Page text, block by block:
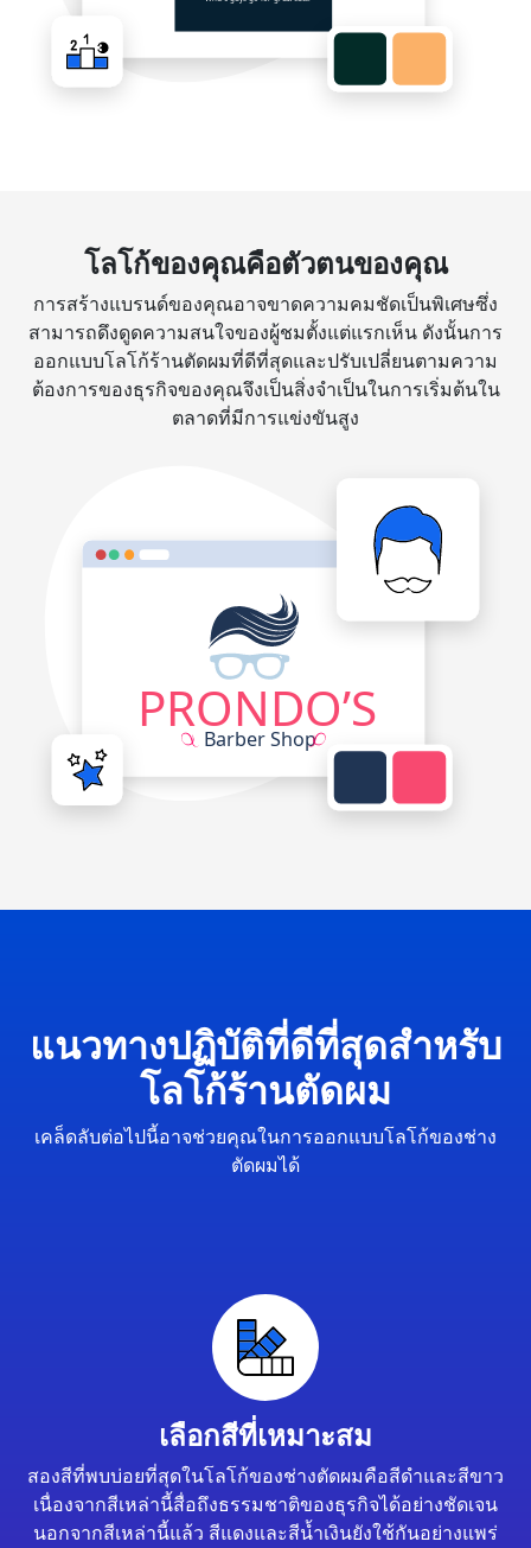
โลโก้ของคุณคือตัวตนของคุณ
การสร้างแบรนด์ของคุณอาจขาดความคมชัดเป็นพิเศษซึ่ง
สามารถดึงดูดความสนใจของผู้ชมตั้งแต่แรกเห็น ดังนั้นการ
ออกแบบโลโก้ร้านตัดผมที่ดีที่สุดและปรับเปลี่ยนตามความ
ต้องการของธุรกิจของคุณจึงเป็นสิ่งจำเป็นในการเริ่มต้นใน
ตลาดที่มีการแข่งขันสูง
แนวทางปฏิบัติที่ดีที่สุดสำหรับ
โลโก้ร้านตัดผม
เคล็ดลับต่อไปนี้อาจช่วยคุณในการออกแบบโลโก้ของช่าง
ตัดผมได้
เลือกสีที่เหมาะสม
สองสีที่พบบ่อยที่สุดในโลโก้ของช่างตัดผมคือสีดำและสีขาว
เนื่องจากสีเหล่านี้สื่อถึงธรรมชาติของธุรกิจได้อย่างชัดเจน
นอกจากสีเหล่านี้แล้ว สีแดงและสีน้ำเงินยังใช้กันอย่างแพร่